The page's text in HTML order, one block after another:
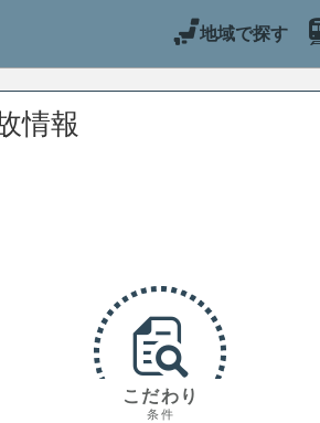
地域で探す
情報
こだわり
条件